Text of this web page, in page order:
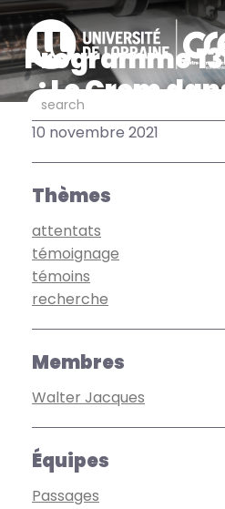
Aller
au
contenu
principal
Search
search
Programme
: Le Crem
La
10 novembre 2021
Thèmes
attentats
témoignage
témoins
recherche
Membres
Walter Jacques
Équipes
Passages